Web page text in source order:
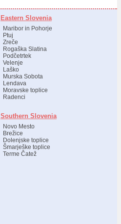
Eastern Slovenia
Maribor in Pohorje
Ptuj
Zreče
Rogaška Slatina
Podčetrtek
Velenje
Laško
Murska Sobota
Lendava
Moravske toplice
Radenci
Southern Slovenia
Novo Mesto
Brežice
Dolenjske toplice
Šmarješke toplice
Terme Čatež